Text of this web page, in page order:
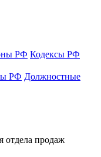
РФ Кодексы РФ
РФ Должностные
отдела продаж